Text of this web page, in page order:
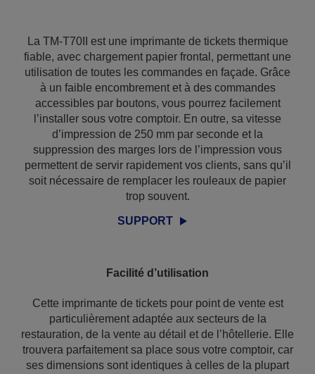
La TM-T70II est une imprimante de tickets thermique
fiable, avec chargement papier frontal, permettant une
utilisation de toutes les commandes en façade. Grâce
à un faible encombrement et à des commandes
accessibles par boutons, vous pourrez facilement
l’installer sous votre comptoir. En outre, sa vitesse
d’impression de 250 mm par seconde et la
suppression des marges lors de l’impression vous
permettent de servir rapidement vos clients, sans qu’il
soit nécessaire de remplacer les rouleaux de papier
trop souvent.
SUPPORT
Facilité d’utilisation
Cette imprimante de tickets pour point de vente est
particulièrement adaptée aux secteurs de la
restauration, de la vente au détail et de l’hôtellerie. Elle
trouvera parfaitement sa place sous votre comptoir, car
ses dimensions sont identiques à celles de la plupart